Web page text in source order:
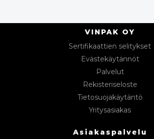
VINPAK OY
Sertifikaattien selitykset
Evästekäytännöt
Palvelut
Rekisteriseloste
Tietosuojakäytäntö
Yritysasiakas
Asiakaspalvelu